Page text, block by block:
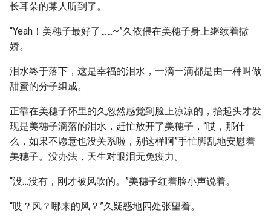
长耳朵的某人听到了。
“Yeah！美穗子最好了 ~~~”久依偎在美穗子身上继续着撒
娇。
泪水终于落下，这是幸福的泪水，一滴一滴都是由一种叫做
甜蜜的分子组成。
正靠在美穗子怀里的久忽然感觉到脸上凉凉的，抬起头才发
现是美穗子滴落的泪水，赶忙放开了美穗子，“哎，那什
么，如果不愿意也没关系啦，别这样啊”手忙脚乱地安慰着
美穗子。没办法，天生对眼泪无免疫力。
“没…没有，刚才被风吹的。”美穗子红着脸小声说着。
“哎？风？哪来的风？”久疑惑地四处张望着。